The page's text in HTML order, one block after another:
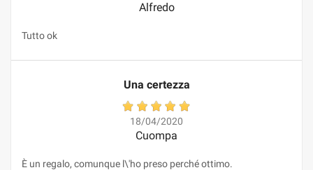
Alfredo
Tutto ok
Una certezza
18/04/2020
Cuompa
È un regalo, comunque l\'ho preso perché ottimo.